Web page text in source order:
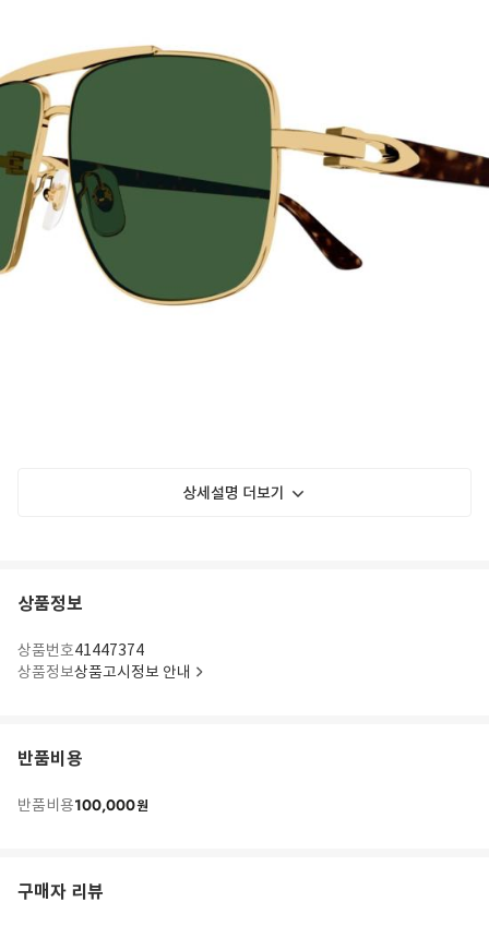
상세설명 더보기
상품정보
상품번호41447374
상품정보상품고시정보 안내
반품비용
반품비용100,000원
구매자 리뷰